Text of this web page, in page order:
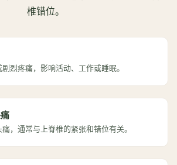
椎错位。
烈疼痛，影响活动、工作或睡眠。
，通常与上脊椎的紧张和错位有关。